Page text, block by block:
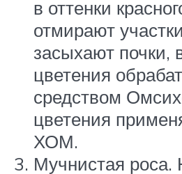
в оттенки
отмирают
засыхают почки,
цветения
средством
цветения
ХОМ.
Мучнистая